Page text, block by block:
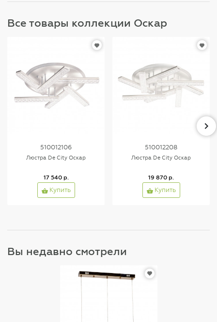
Все товары коллекции Оскар
510012106
Люстра De City Оскар
17 540 р.
Купить
510012208
Люстра De City Оскар
19 870 р.
Купить
Вы недавно смотрели